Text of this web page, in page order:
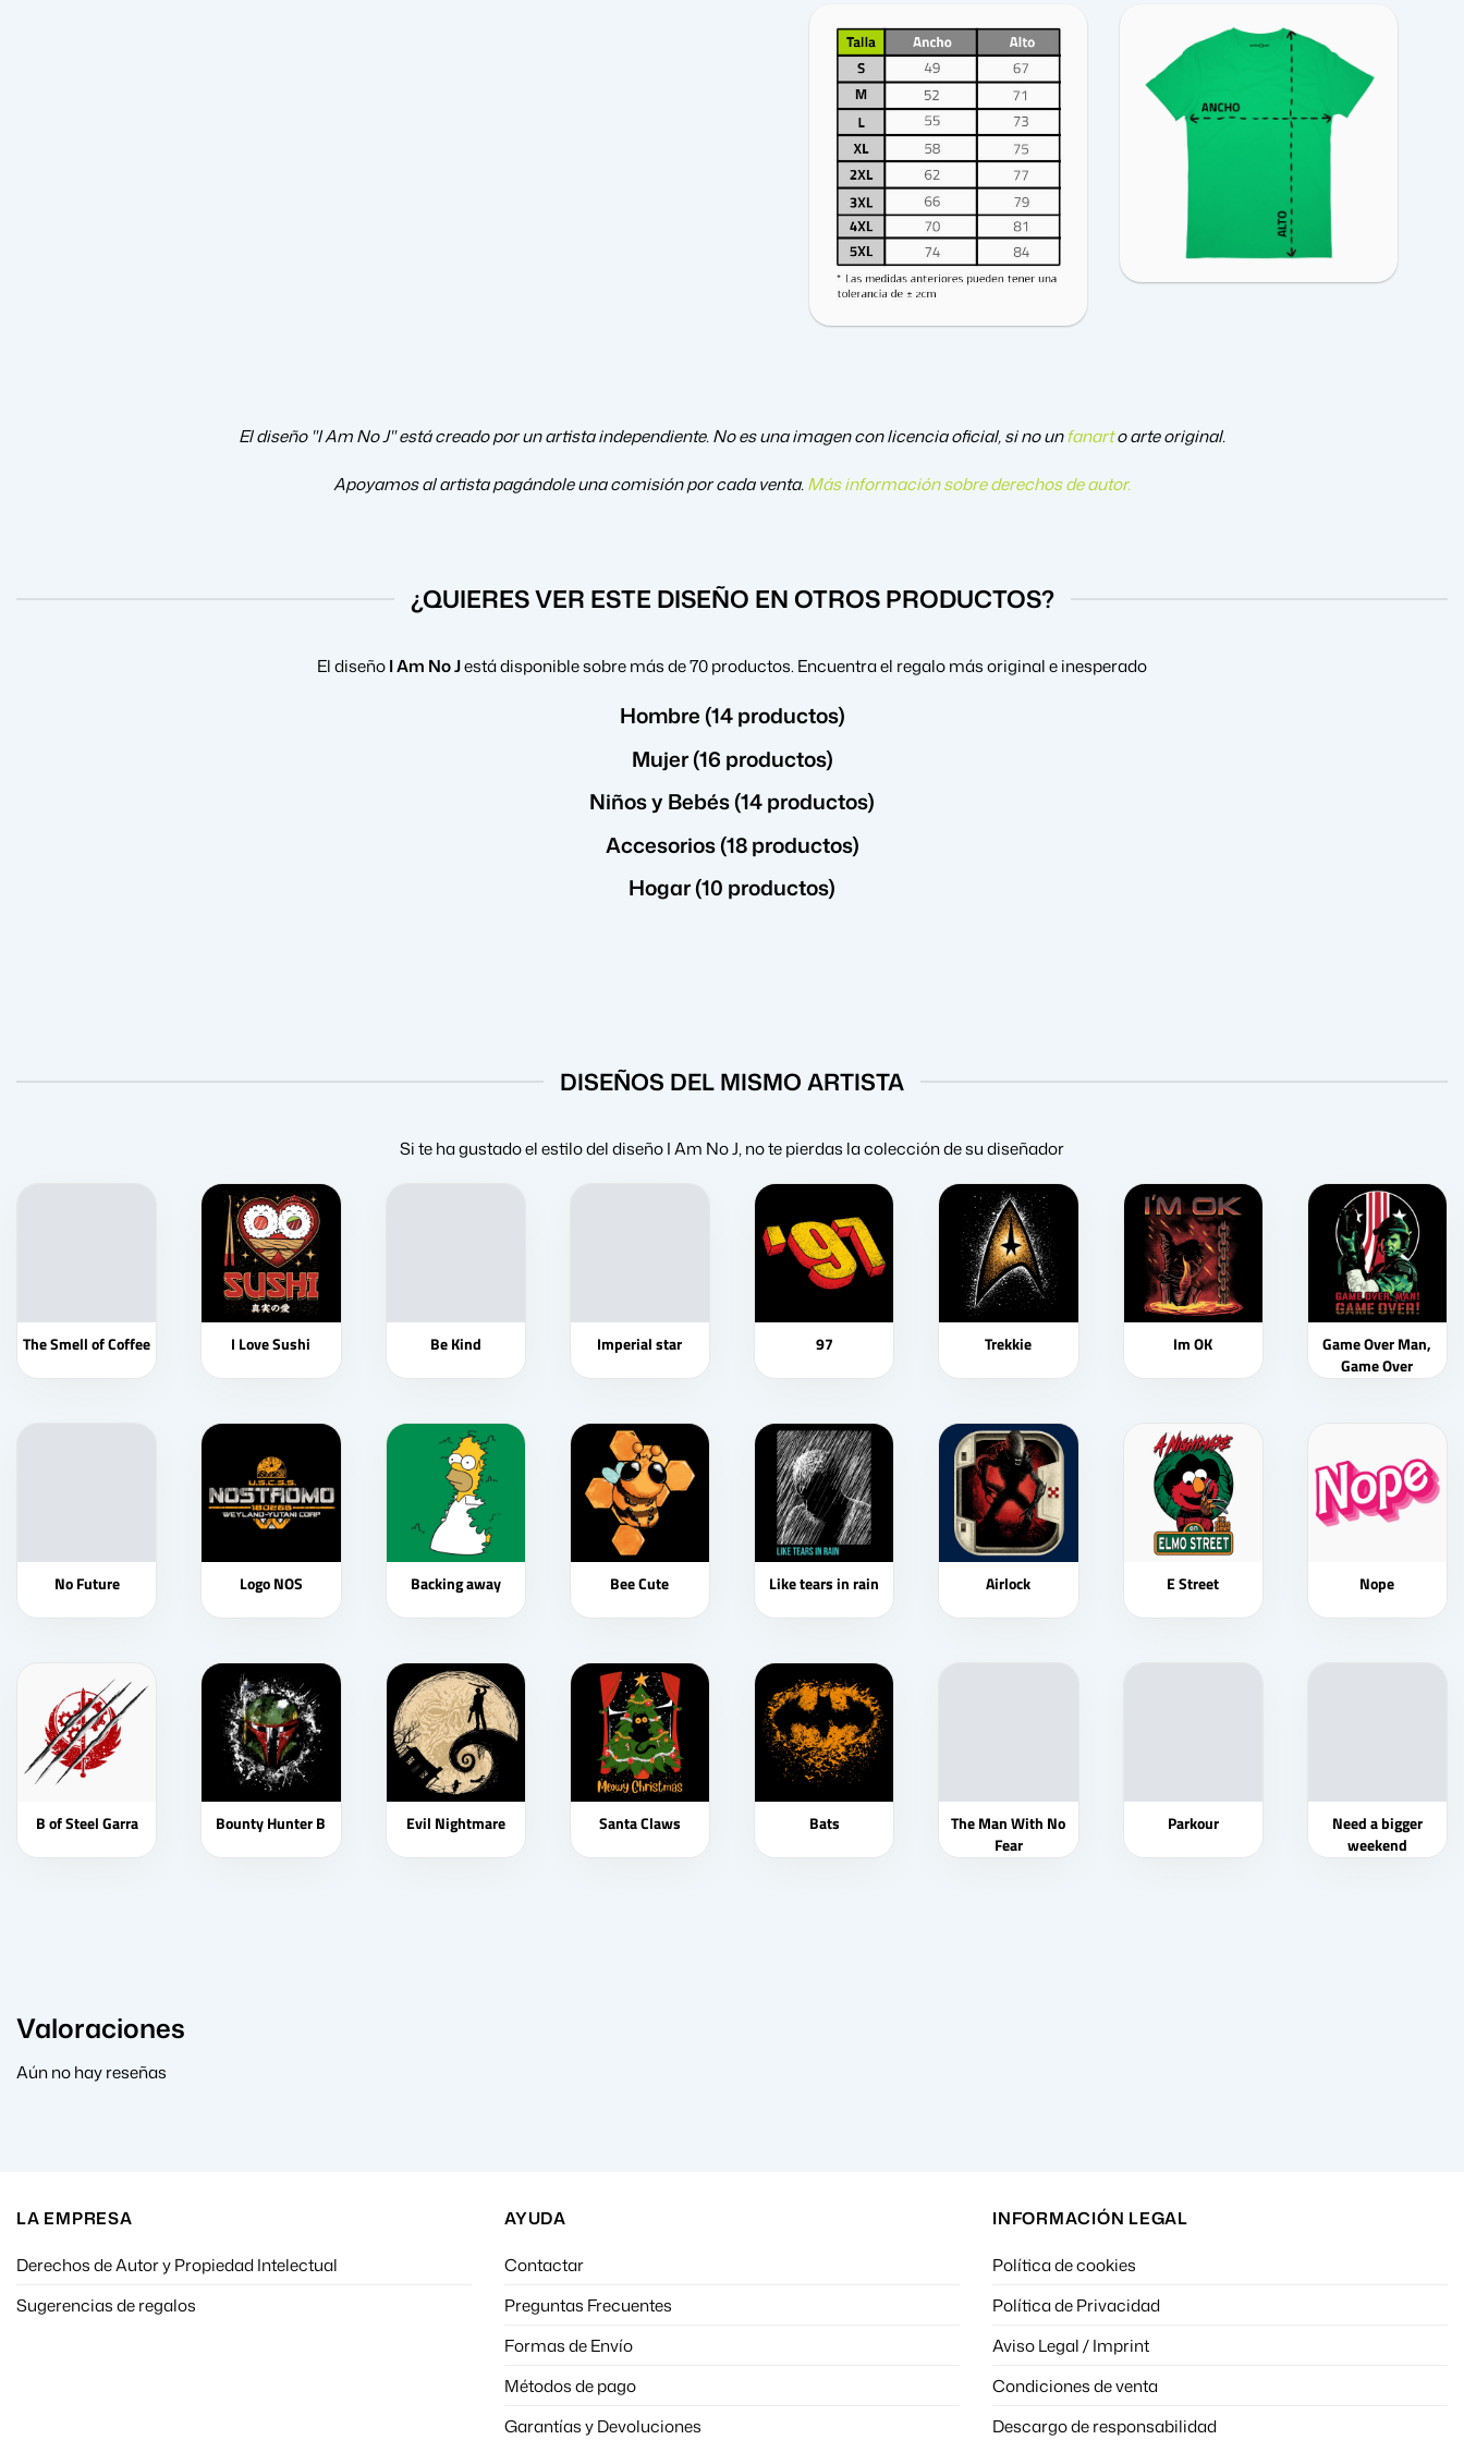
El diseño "I Am No J" está creado por un artista independiente. No es una imagen con licencia oficial, si no unfanarto arte original.
Apoyamos al artista pagándole una comisión por cada venta.Más información sobre derechos de autor.
¿QUIERES VER ESTE DISEÑO EN OTROS PRODUCTOS?
El diseñoI Am No Jestá disponible sobre más de 70 productos. Encuentra el regalo más original e inesperado
Hombre (14 productos)
Mujer (16 productos)
Niños y Bebés (14 productos)
Accesorios (18 productos)
Hogar (10 productos)
DISEÑOS DEL MISMO ARTISTA
Si te ha gustado el estilo del diseño I Am No J, no te pierdas la colección de su diseñador
The Smell of Coffee I Love Sushi Be Kind Imperial star 97 Trekkie Im OK
Game Over Man,
Game Over
No Future Logo NOS Backing away Bee Cute Like tears in rain Airlock E Street Nope
B of Steel Garra Bounty Hunter B Evil Nightmare Santa Claws Bats
The Man With No
Fear
Parkour
Need a bigger
weekend
Valoraciones
Aún no hay reseñas
LA EMPRESA
Derechos de Autor y Propiedad Intelectual
Sugerencias de regalos
AYUDA
Contactar
Preguntas Frecuentes
Formas de Envío
Métodos de pago
Garantías y Devoluciones
INFORMACIÓN LEGAL
Política de cookies
Política de Privacidad
Aviso Legal / Imprint
Condiciones de venta
Descargo de responsabilidad